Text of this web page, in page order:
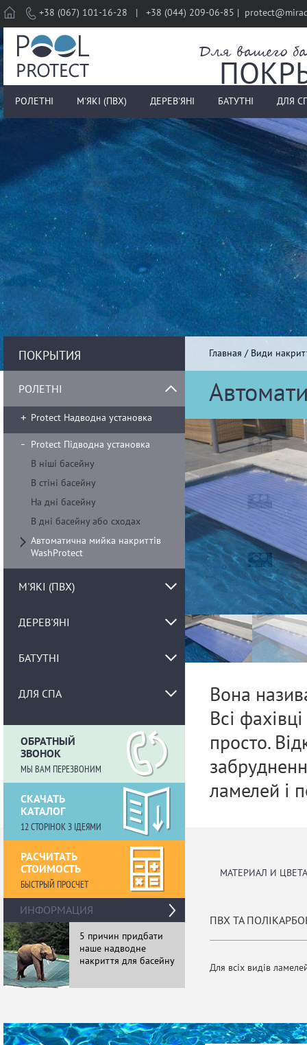
Home+38 (067) 101-16-28 | +38 (044) 209-06-85 |
Для вашего
РОЛЕТНІ М'ЯКІ (ПВХ) ДЕРЕВ'ЯНІ БАТУТНІ ДЛЯ
ПОКРЫТИЯ
РОЛЕТНІ
Protect Надводна установка
Protect Підводна установка
В ніші басейну
В стіні басейну
На дні басейну
В дні басейну або сходах
Автоматична мийка накриттів
WashProtect
М'ЯКІ (ПВХ)
ДЕРЕВ'ЯНІ
БАТУТНІ
ДЛЯ СПА
ОБРАТНЫЙ
ЗВОНОК
МЫ ВАМ ПЕРЕЗВОНИМ
СКАЧАТЬ
КАТАЛОГ
12 СТОРІНОК З ІДЕЯМИ
РАСЧИТАТЬ
СТОИМОСТЬ
БЫСТРЫЙ ПРОСЧЕТ
ИНФОРМАЦИЯ
5 причин придбати
наше надводне
накриття для басейну
Главная / Види
Вона
Всі
просто.
ламелей і
МАТЕРИАЛ И ЦВЕТА
ПВХ ТА
Для всіх видів